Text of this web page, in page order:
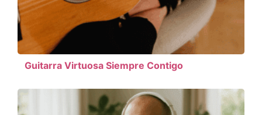
Guitarra Virtuosa Siempre Contigo